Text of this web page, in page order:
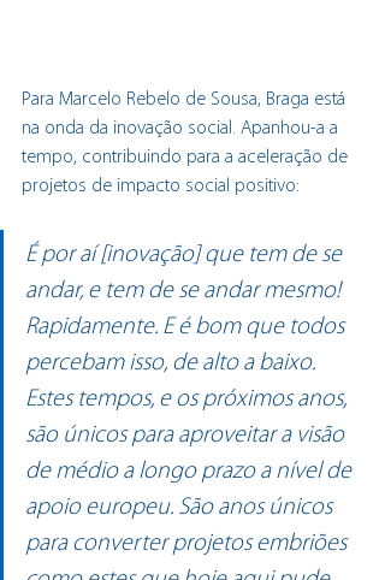
Para Marcelo Rebelo de Sousa, Braga está
na onda da inovação social. Apanhou-a a
tempo, contribuindo para a aceleração de
projetos de impacto social positivo:
É por aí [inovação] que tem de se
andar, e tem de se andar mesmo!
Rapidamente. E é bom que todos
percebam isso, de alto a baixo.
Estes tempos, e os próximos anos,
são únicos para aproveitar a visão
de médio a longo prazo a nível de
apoio europeu. São anos únicos
para converter projetos embriões